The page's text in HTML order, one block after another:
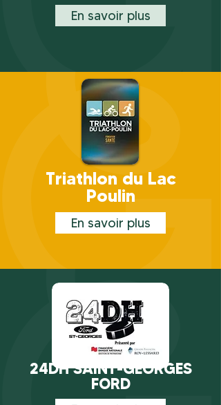
En savoir plus
Triathlon du Lac
Poulin
En savoir plus
24DH SAINT-GEORGES
FORD